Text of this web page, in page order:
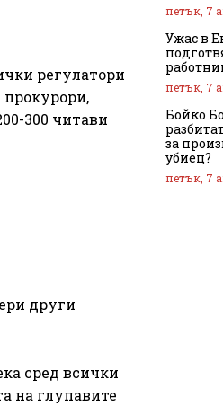
регулатори
прокурори,
300 читави
други
сред всички
на глупавите
петък, 7
Ужас в
петък, 7
Бойко
за
убиец?
петък, 7